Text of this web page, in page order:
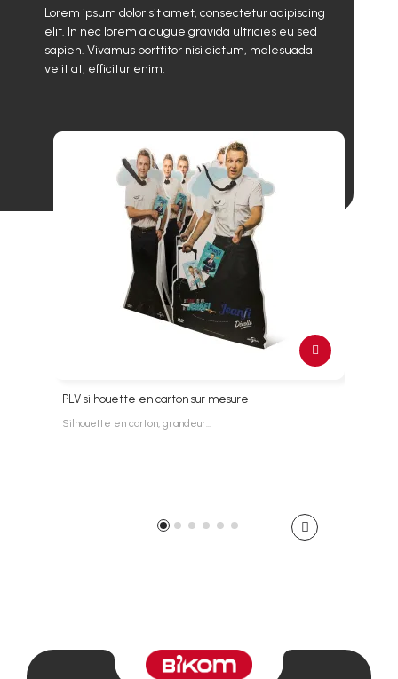
Lorem ipsum dolor sit amet, consectetur adipiscing
elit. In nec lorem a augue gravida ultricies eu sed
sapien. Vivamus porttitor nisi dictum, malesuada
velit at, efficitur enim.
PLV silhouette en carton sur mesure
Silhouette en carton, grandeur…